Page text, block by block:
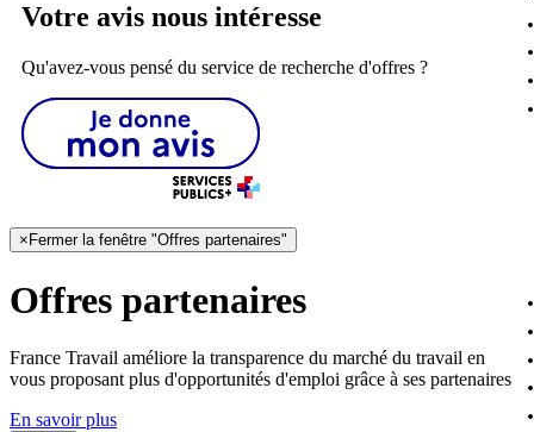
Votre avis nous intéresse
Qu'avez-vous pensé du service de recherche d'offres ?
× Fermer la fenêtre "Offres partenaires"
Offres partenaires
France Travail améliore la transparence du marché du travail en
vous proposant plus d'opportunités d'emploi grâce à ses partenaires
En savoir plus